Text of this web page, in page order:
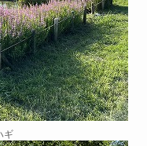
ギ